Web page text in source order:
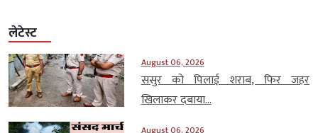
लेटेस्ट
August 06, 2026
ससुर को पिलाई शराब, फिर जहर
खिलाकर दबाया...